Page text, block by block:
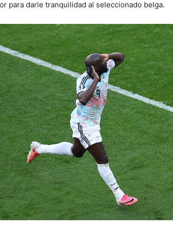
para darle tranquilidad al seleccionado belga.